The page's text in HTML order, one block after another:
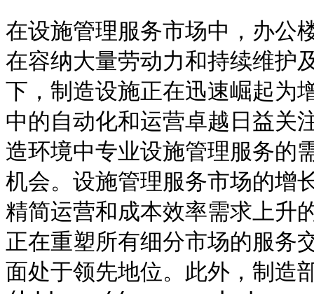
在设施管理服务市场中，办公
在容纳大量劳动力和持续维护
下，制造设施正在迅速崛起为
中的自动化和运营卓越日益关
造环境中专业设施管理服务的
机会。设施管理服务市场的增
精简运营和成本效率需求上升
正在重塑所有细分市场的服务
面处于领先地位。此外，制